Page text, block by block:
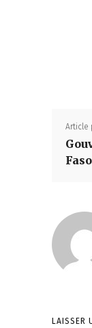
Article
LAISSER